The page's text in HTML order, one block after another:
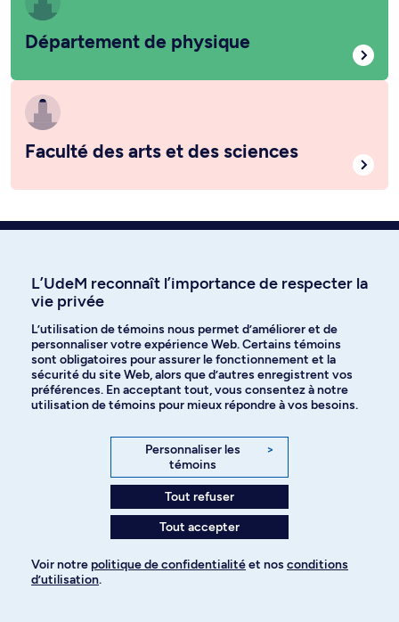
Département de physique
Faculté des arts et des sciences
Laissez-nous vous inspirer
Département de
physique
Analyse et la
modification de
Accélérateurs
L’UdeM reconnaît l’importance de respecter la
vie privée
L’utilisation de témoins nous permet d’améliorer et de
personnaliser votre expérience Web. Certains témoins
sont obligatoires pour assurer le fonctionnement et la
sécurité du site Web, alors que d’autres enregistrent vos
préférences. En acceptant tout, vous consentez à notre
utilisation de témoins pour mieux répondre à vos besoins.
Personnaliser les
témoins
>
Tout refuser
Tout accepter
Voir notre politique de confidentialitéet nos conditions
d’utilisation.